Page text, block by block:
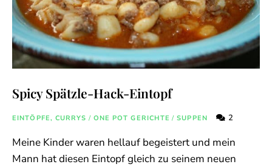
Spicy Spätzle-Hack-Eintopf
EINTÖPFE, CURRYS / ONE POT GERICHTE / SUPPEN 2
Meine Kinder waren hellauf begeistert und mein
Mann hat diesen Eintopf gleich zu seinem neuen